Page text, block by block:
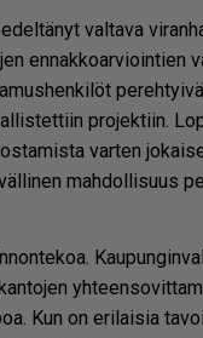
val­ta­va
en­nak­ko­ar­vi­oin­tien
pro­jek­tiin.
var­ten
mah­dol­li­suus
Kun on eri­lai­sia